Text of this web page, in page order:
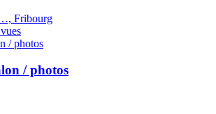
Fribourg
/ photos